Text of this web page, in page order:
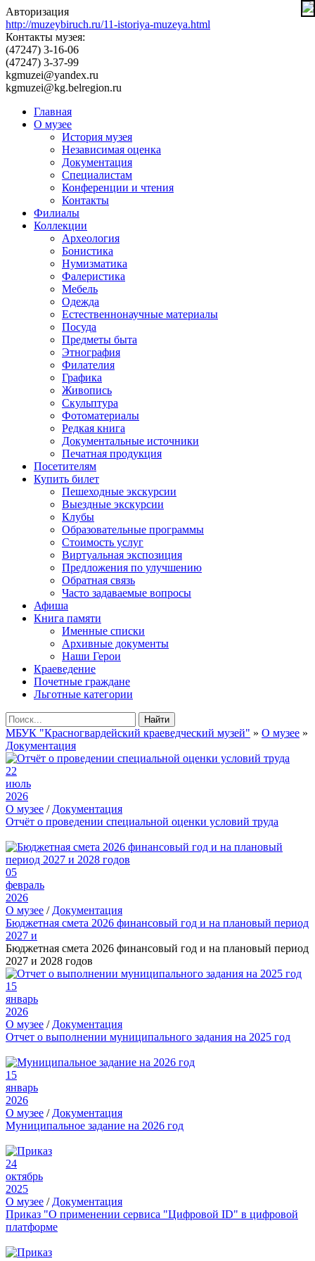
Авторизация
http://muzeybiruch.ru/11-istoriya-muzeya.html
Контакты музея:
(47247) 3-16-06
(47247) 3-37-99
kgmuzei@yandex.ru
kgmuzei@kg.belregion.ru
Главная
О музее
История музея
Независимая оценка
Документация
Специалистам
Конференции и чтения
Контакты
Филиалы
Коллекции
Археология
Бонистика
Нумизматика
Фалеристика
Мебель
Одежда
Естественнонаучные материалы
Посуда
Предметы быта
Этнография
Филателия
Графика
Живопись
Скульптура
Фотоматериалы
Редкая книга
Документальные источники
Печатная продукция
Посетителям
Купить билет
Пешеходные экскурсии
Выездные экскурсии
Клубы
Образовательные программы
Стоимость услуг
Виртуальная экспозиция
Предложения по улучшению
Обратная связь
Часто задаваемые вопросы
Афиша
Книга памяти
Именные списки
Архивные документы
Наши Герои
Краеведение
Почетные граждане
Льготные категории
Найти
МБУК "Красногвардейский краеведческий музей" » О музее »
Документация
22
июль
2026
О музее / Документация
Отчёт о проведении специальной оценки условий труда
05
февраль
2026
О музее / Документация
Бюджетная смета 2026 финансовый год и на плановый период
2027 и
Бюджетная смета 2026 финансовый год и на плановый период
2027 и 2028 годов
15
январь
2026
О музее / Документация
Отчет о выполнении муниципального задания на 2025 год
15
январь
2026
О музее / Документация
Муниципальное задание на 2026 год
24
октябрь
2025
О музее / Документация
Приказ "О применении сервиса "Цифровой ID" в цифровой
платформе